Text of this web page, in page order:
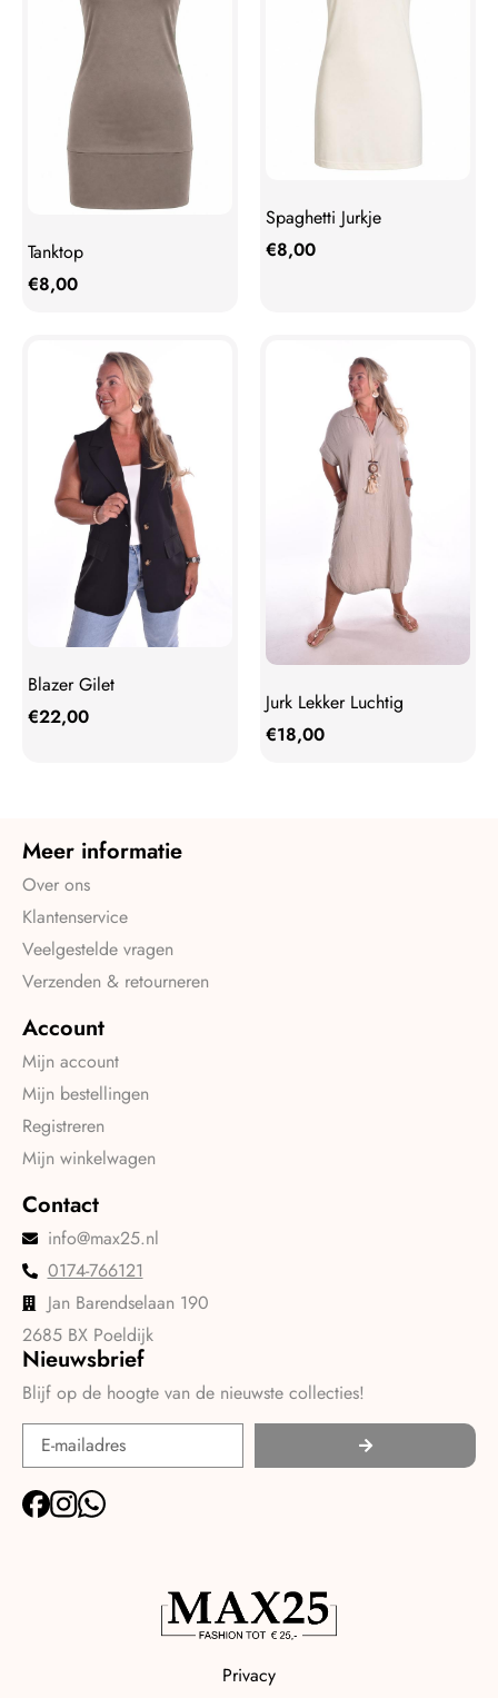
Tanktop
€8,00
Spaghetti Jurkje
€8,00
Blazer Gilet
€22,00
Jurk Lekker Luchtig
€18,00
Meer informatie
Over ons
Klantenservice
Veelgestelde vragen
Verzenden & retourneren
Account
Mijn account
Mijn bestellingen
Registreren
Mijn winkelwagen
Contact
info@max25.nl
0174-766121
Jan Barendselaan 190
2685 BX Poeldijk
Nieuwsbrief
Blijf op de hoogte van de nieuwste collecties!
Privacy